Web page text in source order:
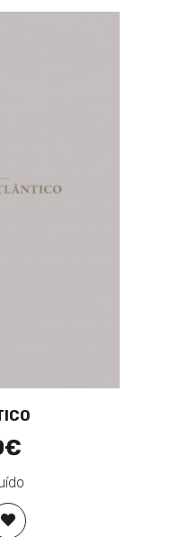
ADICIONAR À LISTA DE